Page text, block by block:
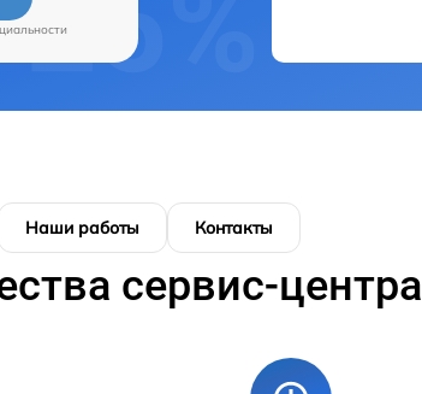
Наши работы Контакты
сервис-центра